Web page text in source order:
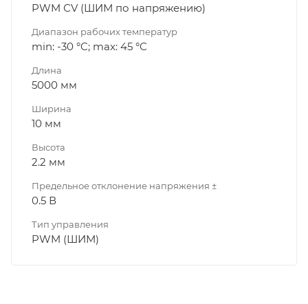
PWM СV (ШИМ по напряжению)
Диапазон рабочих температур
min: -30 °C; max: 45 °C
Длина
5000 мм
Ширина
10 мм
Высота
2.2 мм
Предельное отклонение напряжения ±
0.5 В
Тип управления
PWM (ШИМ)